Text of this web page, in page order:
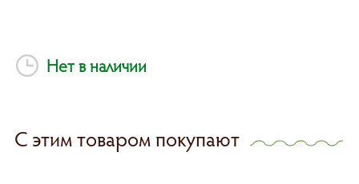
Нет в наличии
С этим товаром покупают